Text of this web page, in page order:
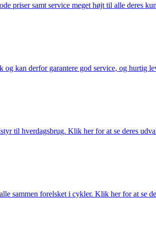
priser samt service meget højt til alle deres
kan derfor garantere god service, og hurtig
til hverdagsbrug. Klik her for at se deres
sammen forelsket i cykler. Klik her for at se